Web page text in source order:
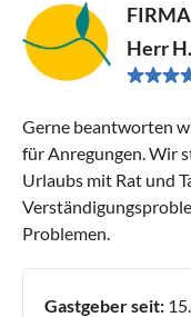
Herr
Gerne beantworten
für Anregungen. Wir
Urlaubs mit Rat und
Problemen.
Gastgeber seit: